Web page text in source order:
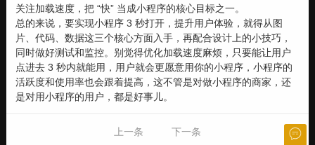
关注加载速度，把 “快” 当成小程序的核心目标之一。
总的来说，要实现小程序 3 秒打开，提升用户体验，就得从图
片、代码、数据这三个核心方面入手，再配合设计上的小技巧，
同时做好测试和监控。别觉得优化加载速度麻烦，只要能让用户
点进去 3 秒内就能用，用户就会更愿意用你的小程序，小程序的
活跃度和使用率也会跟着提高，这不管是对做小程序的商家，还
是对用小程序的用户，都是好事儿。
上一条 下一条